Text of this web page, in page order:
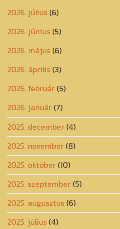
2026. július(6)
2026. június(5)
2026. május(6)
2026. április(3)
2026. február(5)
2026. január(7)
2025. december(4)
2025. november(8)
2025. október(10)
2025. szeptember(5)
2025. augusztus(6)
2025. július(4)